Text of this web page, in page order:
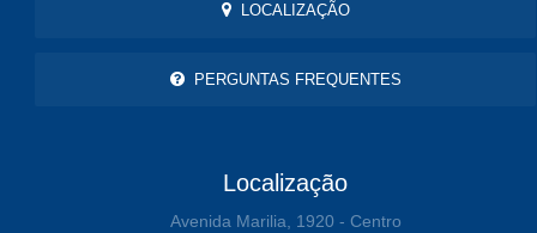
LOCALIZAÇÃO
PERGUNTAS FREQUENTES
Localização
Avenida Marilia, 1920 - Centro